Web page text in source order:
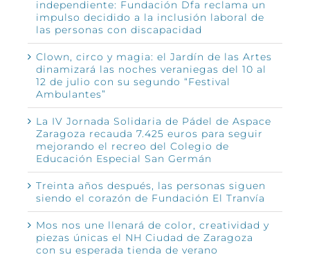
independiente: Fundación Dfa reclama un
impulso decidido a la inclusión laboral de
las personas con discapacidad
Clown, circo y magia: el Jardín de las Artes
dinamizará las noches veraniegas del 10 al
12 de julio con su segundo “Festival
Ambulantes”
La IV Jornada Solidaria de Pádel de Aspace
Zaragoza recauda 7.425 euros para seguir
mejorando el recreo del Colegio de
Educación Especial San Germán
Treinta años después, las personas siguen
siendo el corazón de Fundación El Tranvía
Mos nos une llenará de color, creatividad y
piezas únicas el NH Ciudad de Zaragoza
con su esperada tienda de verano